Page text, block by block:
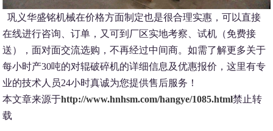
巩义华盛铭机械在价格方面制定也是很合理实惠，可以直接
在线进行咨询、订单，又可到厂区实地考察、试机（免费接
送），面对面交流选购，不再经过中间商。如需了解更多关于
每小时产30吨的对辊破碎机的详细信息及优惠报价，这里有专
业的技术人员24小时真诚为您提供售后服务！
本文章来源于http://www.hnhsm.com/hangye/1085.html禁止转
载